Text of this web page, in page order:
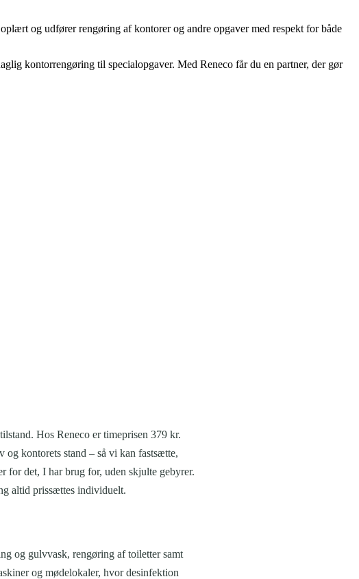
og udfører rengøring af kontorer og andre opgaver med respekt for både
kontorrengøring til specialopgaver. Med Reneco får du en partner, der gør
Hos Reneco er timeprisen 379 kr.
kontorets stand – så vi kan fastsætte,
for det, I har brug for, uden skjulte gebyrer.
altid prissættes individuelt.
og gulvvask, rengøring af toiletter samt
og mødelokaler, hvor desinfektion